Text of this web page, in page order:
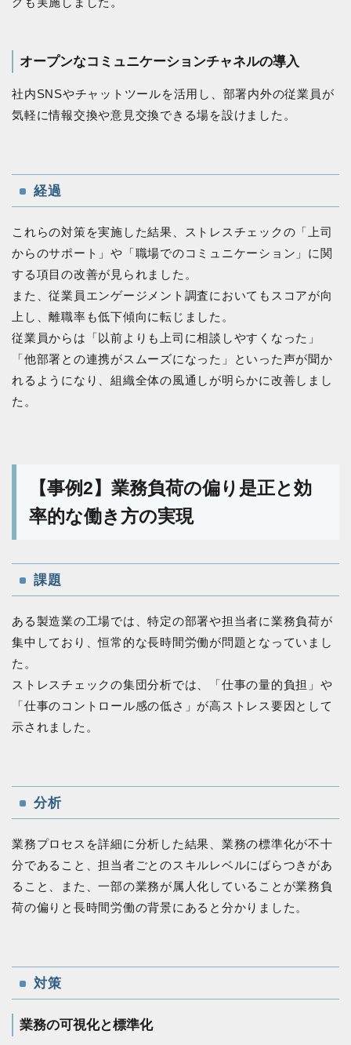
オープンなコミュニケーションチャネルの導入
社内SNSやチャットツールを活用し、部署内外の従業員が
気軽に情報交換や意見交換できる場を設けました。
経過
これらの対策を実施した結果、ストレスチェックの「上司
からのサポート」や「職場でのコミュニケーション」に関
する項目の改善が見られました。
また、従業員エンゲージメント調査においてもスコアが向
上し、離職率も低下傾向に転じました。
従業員からは「以前よりも上司に相談しやすくなった」
「他部署との連携がスムーズになった」といった声が聞か
れるようになり、組織全体の風通しが明らかに改善しまし
た。
【事例2】業務負荷の偏り是正と効
率的な働き方の実現
課題
ある製造業の工場では、特定の部署や担当者に業務負荷が
集中しており、恒常的な長時間労働が問題となっていまし
た。
ストレスチェックの集団分析では、「仕事の量的負担」や
「仕事のコントロール感の低さ」が高ストレス要因として
示されました。
分析
業務プロセスを詳細に分析した結果、業務の標準化が不十
分であること、担当者ごとのスキルレベルにばらつきがあ
ること、また、一部の業務が属人化していることが業務負
荷の偏りと長時間労働の背景にあると分かりました。
対策
業務の可視化と標準化